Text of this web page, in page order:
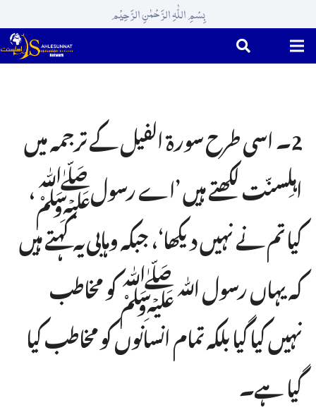
بِسْمِ اللّٰہِ الرَّحْمٰنِ الرَّحِیْم
2۔ اسی طرح سورۃ الفیل کے ترجمہ میں
اہلِسنّت لکھتے ہیں ’اے رسولﷺ،
کیا تم نے نہیں دیکھا‘، جبکہ وہابی یہ کہتے ہیں
کہ یہاں رسول ﷲ ﷺ کو مخاطب
نہیں کیا گیا بلکہ تمام انسانوں کو مخاطب کیا
گیا ہے۔